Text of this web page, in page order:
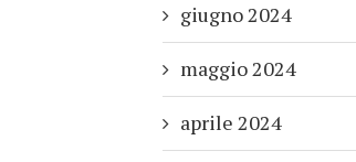
giugno 2024
maggio 2024
aprile 2024